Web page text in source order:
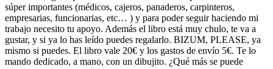
súper importantes (médicos, cajeros, panaderos, carpinteros,
empresarias, funcionarias, etc… ) y para poder seguir haciendo mi
trabajo necesito tu apoyo. Además el libro está muy chulo, te va a
gustar, y si ya lo has leído puedes regalarlo. BIZUM, PLEASE, ya
mismo si puedes. El libro vale 20€ y los gastos de envío 5€. Te lo
mando dedicado, a mano, con un dibujito. ¿Qué más se puede